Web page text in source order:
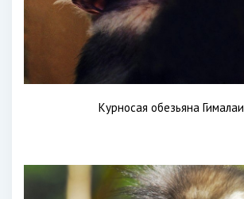
Курносая обезьяна Гималаи